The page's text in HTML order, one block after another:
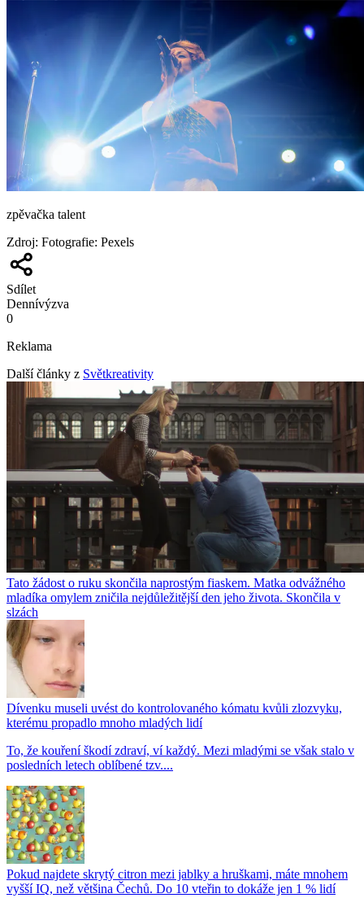
zpěvačka talent
Zdroj: Fotografie: Pexels
Sdílet
Dennívýzva
0
Reklama
Další články z Světkreativity
Tato žádost o ruku skončila naprostým fiaskem. Matka odvážného
mladíka omylem zničila nejdůležitější den jeho života. Skončila v
slzách
Dívenku museli uvést do kontrolovaného kómatu kvůli zlozvyku,
kterému propadlo mnoho mladých lidí
To, že kouření škodí zdraví, ví každý. Mezi mladými se však stalo v
posledních letech oblíbené tzv....
Pokud najdete skrytý citron mezi jablky a hruškami, máte mnohem
vyšší IQ, než většina Čechů. Do 10 vteřin to dokáže jen 1 % lidí